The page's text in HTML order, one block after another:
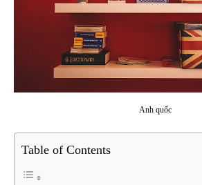
Anh quốc
Table of Contents